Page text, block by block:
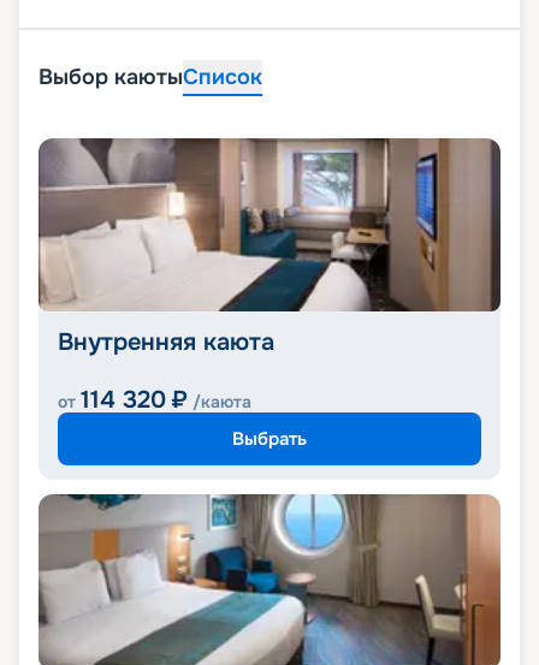
Выбор каютыСписок
Внутренняя каюта
от 114 320 ₽ /каюта
Выбрать